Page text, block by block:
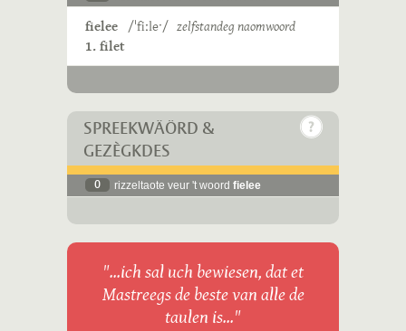
fielee /ˈfiːleˑ/ zelfstandeg naomwoord
1. filet
SPREEKWÄÖRD &
GEZÈGKDES
0 rizzeltaote veur 't woord fielee
"...ich sal uch bewiesen, dat et
Mastreegs de beste van alle de
taulen is..."